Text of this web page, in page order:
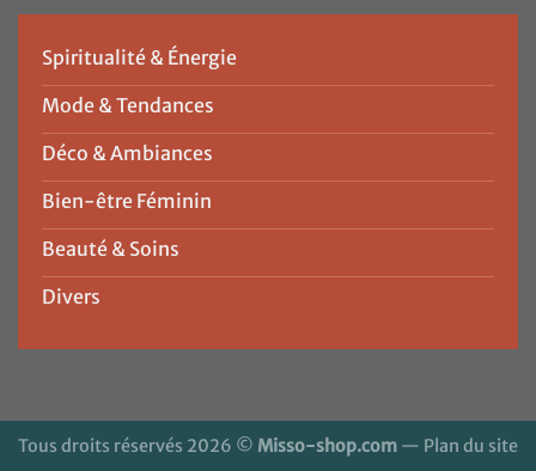
Spiritualité & Énergie
Mode & Tendances
Déco & Ambiances
Bien-être Féminin
Beauté & Soins
Divers
Tous droits réservés 2026 © Misso-shop.com — Plan du site